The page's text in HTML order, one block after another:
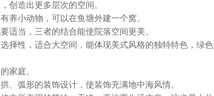
造出更多层次的空间。
小动物，可以在鱼塘外建一个窝。
当，三者的结合能使院落空间更美。
性，适合大空间，能体现美式风格的独特特色，绿
家庭。
弧形的装饰设计，使装饰充满地中海风情。